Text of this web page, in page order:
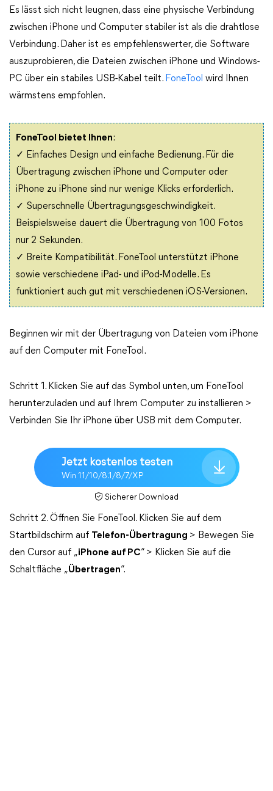
Es lässt sich nicht leugnen, dass eine physische Verbindung
zwischen iPhone und Computer stabiler ist als die drahtlose
Verbindung. Daher ist es empfehlenswerter, die Software
auszuprobieren, die Dateien zwischen iPhone und Windows-
PC über ein stabiles USB-Kabel teilt. FoneTool wird Ihnen
wärmstens empfohlen.
FoneTool bietet Ihnen:
✓ Einfaches Design und einfache Bedienung. Für die
Übertragung zwischen iPhone und Computer oder
iPhone zu iPhone sind nur wenige Klicks erforderlich.
✓ Superschnelle Übertragungsgeschwindigkeit.
Beispielsweise dauert die Übertragung von 100 Fotos
nur 2 Sekunden.
✓ Breite Kompatibilität. FoneTool unterstützt iPhone
sowie verschiedene iPad- und iPod-Modelle. Es
funktioniert auch gut mit verschiedenen iOS-Versionen.
Beginnen wir mit der Übertragung von Dateien vom iPhone
auf den Computer mit FoneTool.
Schritt 1. Klicken Sie auf das Symbol unten, um FoneTool
herunterzuladen und auf Ihrem Computer zu installieren >
Verbinden Sie Ihr iPhone über USB mit dem Computer.
Jetzt kostenlos testen
Win 11/10/8.1/8/7/XP
Sicherer Download
Schritt 2. Öffnen Sie FoneTool. Klicken Sie auf dem
Startbildschirm auf Telefon-Übertragung > Bewegen Sie
den Cursor auf „iPhone auf PC“ > Klicken Sie auf die
Schaltfläche „Übertragen“.